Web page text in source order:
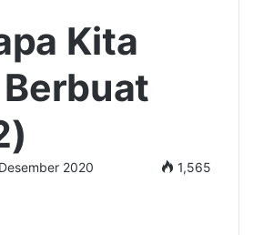
Kita
2020
1,565